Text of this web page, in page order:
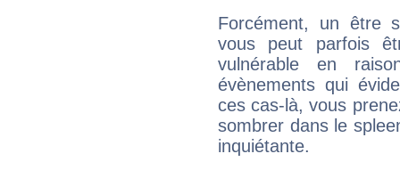
Forcément, un être
vous peut parfois
vulnérable en
évènements qui
ces cas-là, vous
sombrer dans le
inquiétante.